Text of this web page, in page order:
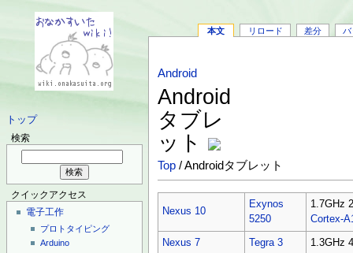
トップ
検索
クイックアクセス
電子工作
プロトタイピング
Arduino
本文 リロード 差分 バ
Android
Android
タブレ
ット
Top / Androidタブレット
Nexus 10
Exynos
5250
1.7GHz
Cortex-
Nexus 7 Tegra 3 1.3GHz